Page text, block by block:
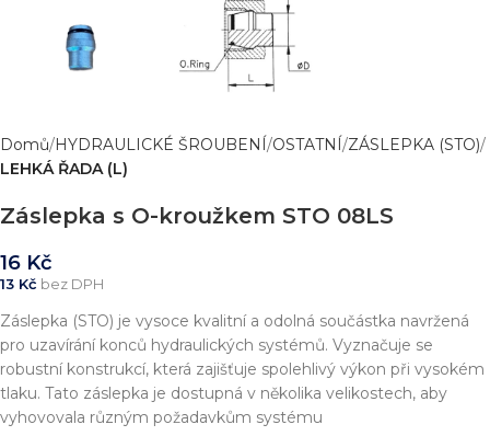
Domů HYDRAULICKÉ ŠROUBENÍ OSTATNÍ ZÁSLEPKA (STO)
LEHKÁ ŘADA (L)
Záslepka s O-kroužkem STO 08LS
16 Kč
13 Kč bez DPH
Záslepka (STO) je vysoce kvalitní a odolná součástka navržená
pro uzavírání konců hydraulických systémů. Vyznačuje se
robustní konstrukcí, která zajišťuje spolehlivý výkon při vysokém
tlaku. Tato záslepka je dostupná v několika velikostech, aby
vyhovovala různým požadavkům systému